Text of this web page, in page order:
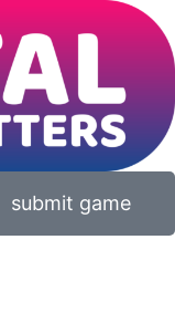
submit game